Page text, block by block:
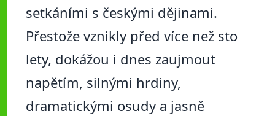
setkáními s českými dějinami.
Přestože vznikly před více než sto
lety, dokážou i dnes zaujmout
napětím, silnými hrdiny,
dramatickými osudy a jasně